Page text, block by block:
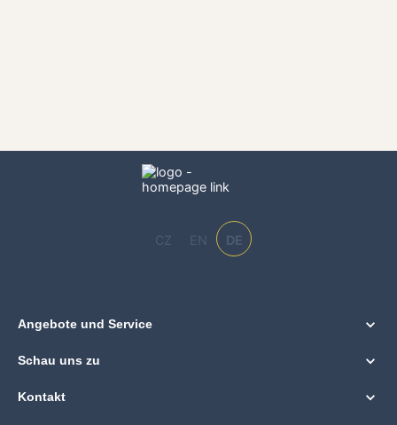
CZ EN DE
Angebote und Service
Schau uns zu
Kontakt